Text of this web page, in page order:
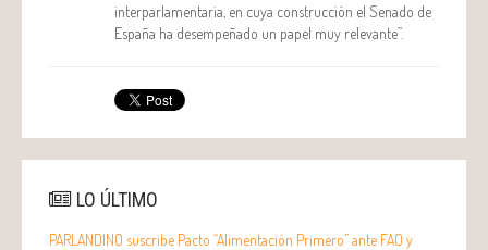
interparlamentaria, en cuya construcción el Senado de
España ha desempeñado un papel muy relevante”.
LO ÚLTIMO
PARLANDINO suscribe Pacto “Alimentación Primero” ante FAO y